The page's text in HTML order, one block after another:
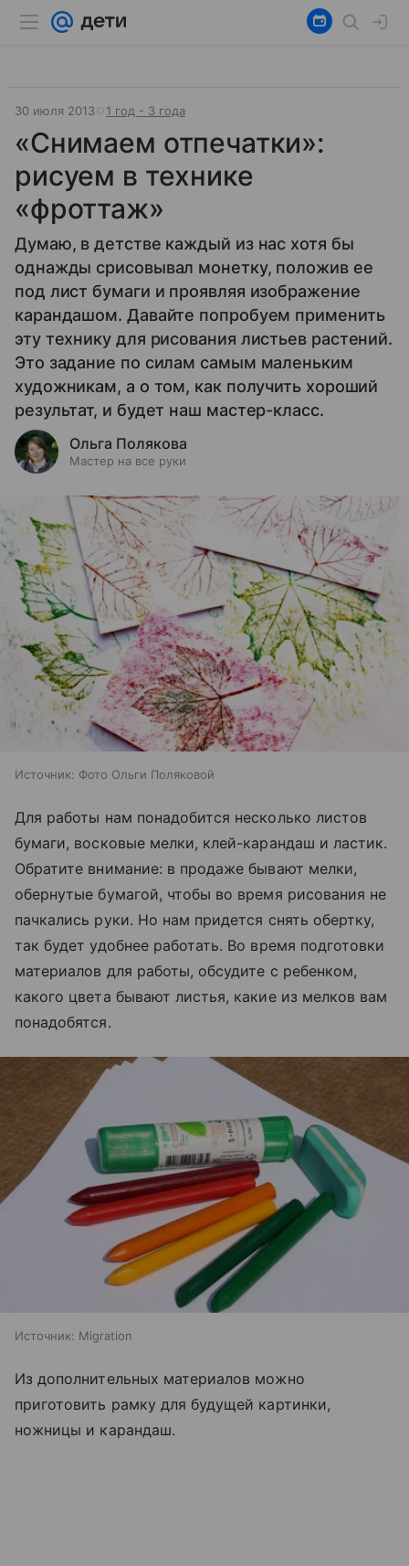
30 июля 2013 1 год - 3 года
«Снимаем отпечатки»:
рисуем в технике
«фроттаж»
Думаю, в детстве каждый из нас хотя бы
однажды срисовывал монетку, положив ее
под лист бумаги и проявляя изображение
карандашом. Давайте попробуем применить
эту технику для рисования листьев растений.
Это задание по силам самым маленьким
художникам, а о том, как получить хороший
результат, и будет наш мастер-класс.
Ольга Полякова
Мастер на все руки
Источник: Фото Ольги Поляковой
Для работы нам понадобится несколько листов
бумаги, восковые мелки, клей-карандаш и ластик.
Обратите внимание: в продаже бывают мелки,
обернутые бумагой, чтобы во время рисования не
пачкались руки. Но нам придется снять обертку,
так будет удобнее работать. Во время подготовки
материалов для работы, обсудите с ребенком,
какого цвета бывают листья, какие из мелков вам
понадобятся.
Источник: Migration
Из дополнительных материалов можно
приготовить рамку для будущей картинки,
ножницы и карандаш.